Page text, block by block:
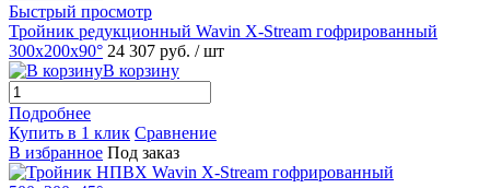
Быстрый просмотр
Тройник редукционный Wavin X-Stream гофрированный
300x200х90° 24 307 руб. / шт
В корзину
Подробнее
Купить в 1 клик Сравнение
В избранное Под заказ